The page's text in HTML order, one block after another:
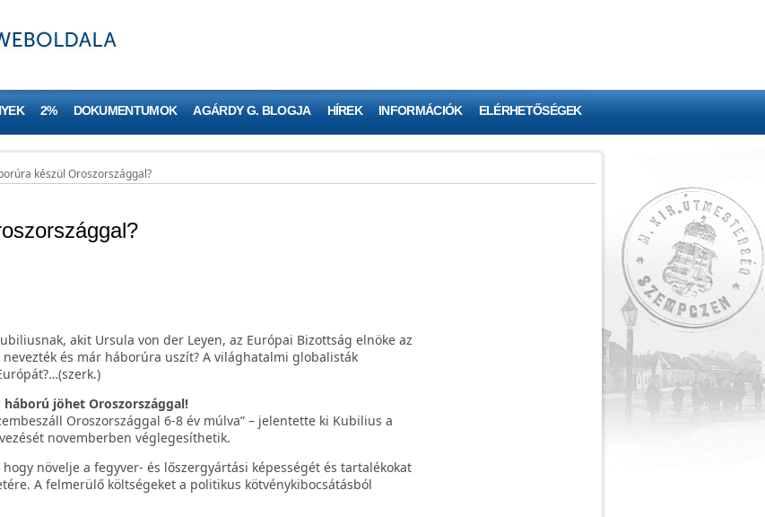
2% DOKUMENTUMOK AGÁRDY G. BLOGJA HÍREK INFORMÁCIÓK ELÉRHETŐSÉGEK
készül Oroszországgal?
akit Ursula von der Leyen, az Európai Bizottság elnöke az
és már háborúra uszít? A világhatalmi globalisták
jöhet Oroszországgal!
Oroszországgal 6-8 év múlva” – jelentette ki Kubilius a
novemberben véglegesíthetik.
növelje a fegyver- és lőszergyártási képességét és tartalékokat
A felmerülő költségeket a politikus kötvénykibocsátásból